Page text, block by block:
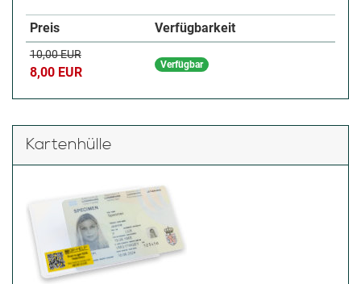
Preis Verfügbarkeit
10,00 EUR
8,00 EUR Verfügbar
Kartenhülle